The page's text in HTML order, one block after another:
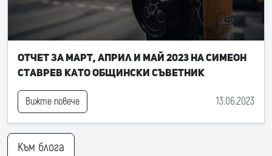
Отчет за март, април и май 2023 на Симеон
Ставрев като общински съветник
Вижте повече 13.06.2023
Към блога